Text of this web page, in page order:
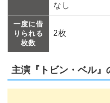
なし
一度に借
りられる
枚数
2枚
主演『トビン・ベル』